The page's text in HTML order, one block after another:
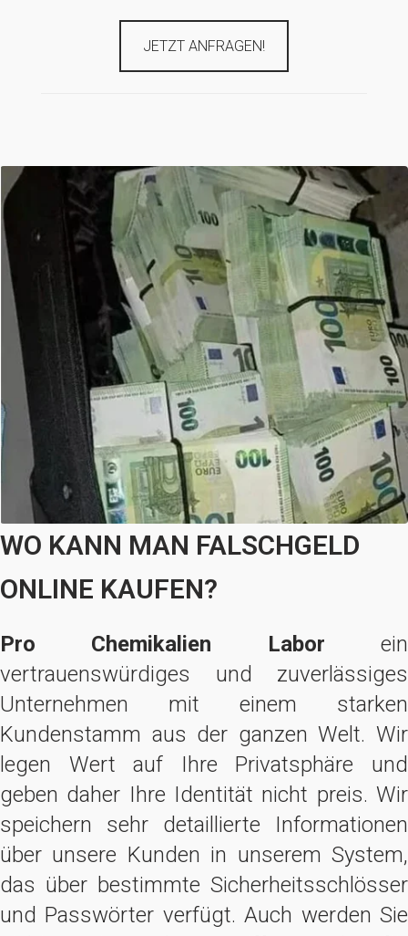
JETZT ANFRAGEN!
WO KANN MAN FALSCHGELD
ONLINE KAUFEN?
Pro Chemikalien Labor ein
vertrauenswürdiges und zuverlässiges
Unternehmen mit einem starken
Kundenstamm aus der ganzen Welt. Wir
legen Wert auf Ihre Privatsphäre und
geben daher Ihre Identität nicht preis. Wir
speichern sehr detaillierte Informationen
über unsere Kunden in unserem System,
das über bestimmte Sicherheitsschlösser
und Passwörter verfügt. Auch werden Sie